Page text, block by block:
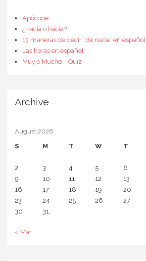
Apócope
¿Hacia o hacía?
13 maneras de decir “de nada” en español
Las horas en español
Muy o Mucho – Quiz
Archive
August 2026
S
M T W T
2
3 4 5 6
9
10 11 12 13
16
17 18 19 20
23
24 25 26 27
30
31
« Mar